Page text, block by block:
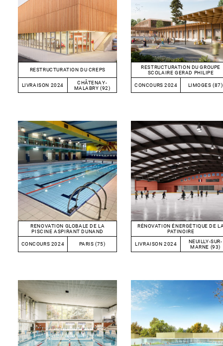
RESTRUCTURATION DU CREPS
LIVRAISON 2024
CHÂTENAY-
MALABRY (92)
RESTRUCTURATION DU GROUPE
SCOLAIRE GERAD PHILIPE
CONCOURS 2024 LIMOGES (87)
RENOVATION GLOBALE DE LA
PISCINE ASPIRANT DUNAND
CONCOURS 2024 PARIS (75)
RÉNOVATION ÉNERGÉTIQUE DE
PATINOIRE
LIVRAISON 2024
NEUILLY-SUR-
MARNE (93)